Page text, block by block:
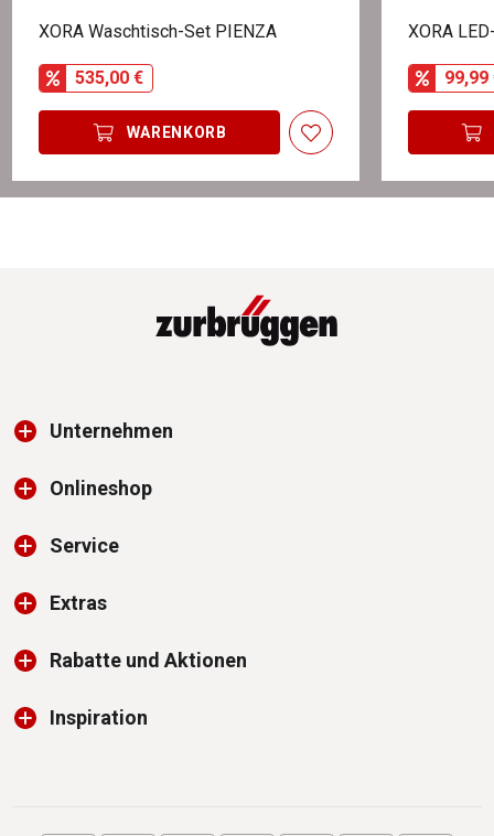
XORA Waschtisch-Set PIENZA
535,00 €
WARENKORB
XORA
99,99
Unternehmen
Onlineshop
Service
Extras
Rabatte und Aktionen
Inspiration